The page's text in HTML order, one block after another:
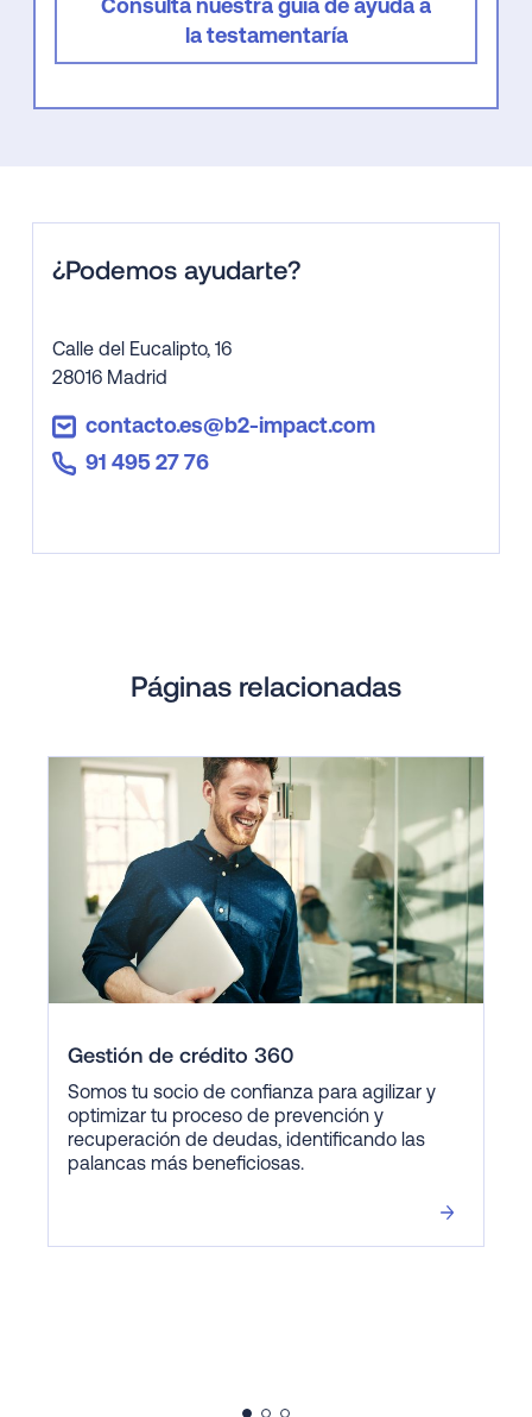
Consulta nuestra guía de ayuda a
la testamentaría
¿Podemos ayudarte?
Calle del Eucalipto, 16
28016 Madrid
contacto.es@b2-impact.com
91 495 27 76
Páginas relacionadas
Gestión de crédito 360
Somos tu socio de confianza para agilizar y
optimizar tu proceso de prevención y
recuperación de deudas, identificando las
palancas más beneficiosas.